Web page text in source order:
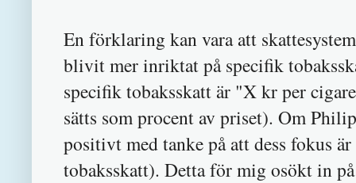
En förklaring kan vara att
blivit mer inriktat på specifik
specifik tobaksskatt är "X kr per
sätts som procent av priset). Om
positivt med tanke på att dess fokus
tobaksskatt). Detta för mig osökt in